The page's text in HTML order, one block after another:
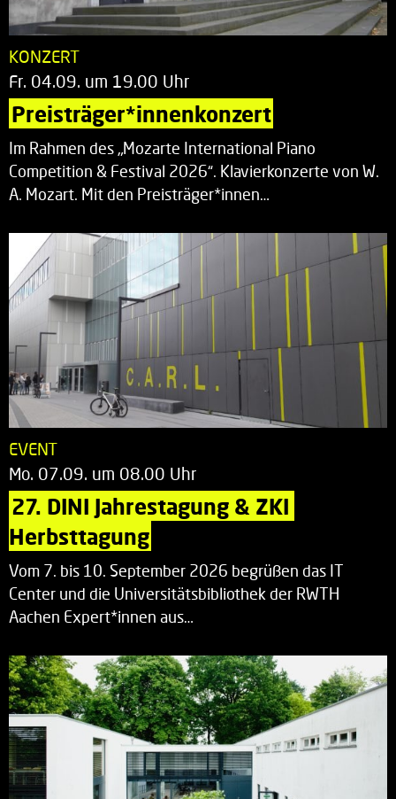
KONZERT
Fr. 04.09. um 19.00 Uhr
Preisträger*innenkonzert
Im Rahmen des „Mozarte International Piano
Competition & Festival 2026“. Klavierkonzerte von W.
A. Mozart. Mit den Preisträger*innen…
EVENT
Mo. 07.09. um 08.00 Uhr
27. DINI Jahrestagung & ZKI
Herbsttagung
Vom 7. bis 10. September 2026 begrüßen das IT
Center und die Universitätsbibliothek der RWTH
Aachen Expert*innen aus…